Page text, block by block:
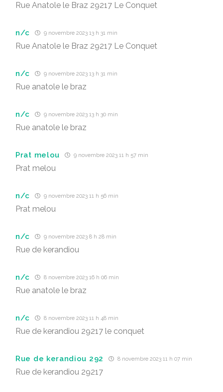
Rue Anatole le Braz 29217 Le Conquet
n/c 9 novembre 2023 13 h 31 min
Rue Anatole le Braz 29217 Le Conquet
n/c 9 novembre 2023 13 h 31 min
Rue anatole le braz
n/c 9 novembre 2023 13 h 30 min
Rue anatole le braz
Prat melou 9 novembre 2023 11 h 57 min
Prat melou
n/c 9 novembre 2023 11 h 56 min
Prat melou
n/c 9 novembre 2023 8 h 28 min
Rue de kerandiou
n/c 8 novembre 2023 16 h 06 min
Rue anatole le braz
n/c 8 novembre 2023 11 h 48 min
Rue de kerandiou 29217 le conquet
Rue de kerandiou 292 8 novembre 2023 11 h 07 min
Rue de kerandiou 29217